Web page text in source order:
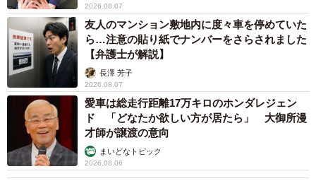
2026.08.07
友人のマンション敷地内に度々車を停めていた
ら…注意の貼り紙でナンバーをさらされました
【弁護士が解説】
長澤 芳子
2026.08.07
愛車は総走行距離17万キロのホンダレジェン
ド 「どなたか欲しい方が居たら」 大御所漫
才師が譲渡の意向
まいどなトピック
2026.08.06